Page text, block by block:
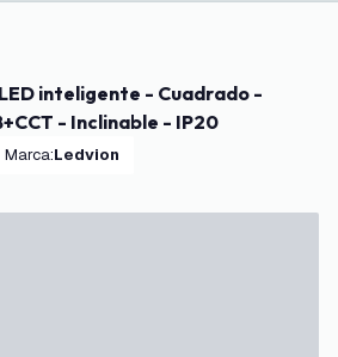
- Inclinable - IP20
Marca: Ledvion